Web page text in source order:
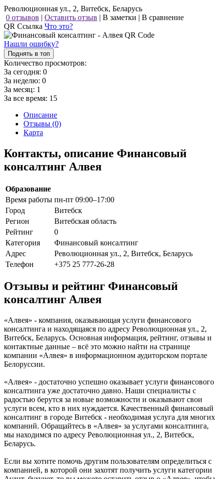
Революционная ул., 2, Витебск, Беларусь
0 отзывов | Оставить отзыв | В заметки | В сравнение
QR Ссылка Что это?
Нашли ошибку?
Поднять в топ
Количество просмотров:
За сегодня: 0
За неделю: 0
За месяц: 1
За все время: 15
Описание
Отзывы (0)
Карта
Контакты, описание Финансовый
консалтинг Алвея
Образование
Время работы пн-пт 09:00–17:00
Город
Витебск
Регион
Витебская область
Рейтинг
0
Категория
Финансовый консалтинг
Адрес
Революционная ул., 2, Витебск, Беларусь
Телефон
+375 25 777-26-28
Отзывы и рейтинг Финансовый
консалтинг Алвея
«Алвея» - компания, оказывающая услуги финансового
консалтинга и находящаяся по адресу Революционная ул., 2,
Витебск, Беларусь. Основная информация, рейтинг, отзывы и
контактные данные – всё это можно найти на странице
компании «Алвея» в информационном аудиторском портале
Белоруссии.
«Алвея» - достаточно успешно оказывает услуги финансового
консалтинга уже достаточно давно. Наши специалисты с
радостью берутся за новые возможности и оказывают свои
услуги всем, кто в них нуждается. Качественный финансовый
консалтинг в городе Витебск - необходимая услуга для многих
компаний. Обращайтесь в «Алвея» за услугами консалтинга,
мы находимся по адресу Революционная ул., 2, Витебск,
Беларусь.
Если вы хотите помочь другим пользователям определиться с
компанией, в которой они захотят получить услуги категории